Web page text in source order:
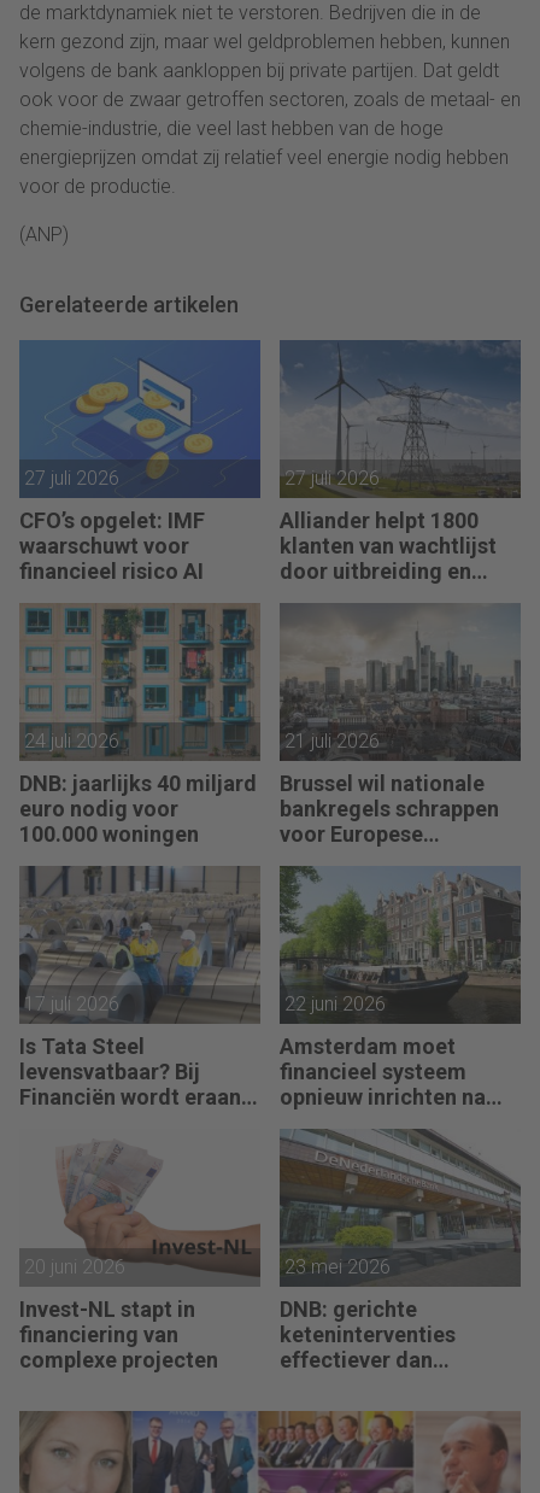
de marktdynamiek niet te verstoren. Bedrijven die in de
kern gezond zijn, maar wel geldproblemen hebben, kunnen
volgens de bank aankloppen bij private partijen. Dat geldt
ook voor de zwaar getroffen sectoren, zoals de metaal- en
chemie-industrie, die veel last hebben van de hoge
energieprijzen omdat zij relatief veel energie nodig hebben
voor de productie.
(ANP)
Gerelateerde artikelen
27 juli 2026
CFO’s opgelet: IMF
waarschuwt voor
financieel risico AI
27 juli 2026
Alliander helpt 1800
klanten van wachtlijst
door uitbreiding en
slimmer gebruik
24 juli 2026
DNB: jaarlijks 40 miljard
euro nodig voor
100.000 woningen
21 juli 2026
Brussel wil nationale
bankregels schrappen
voor Europese
bankenunie
17 juli 2026
Is Tata Steel
levensvatbaar? Bij
Financiën wordt eraan
22 juni 2026
Amsterdam moet
financieel systeem
opnieuw inrichten na
20 juni 2026
Invest-NL stapt in
financiering van
complexe projecten
23 mei 2026
DNB: gerichte
keteninterventies
effectiever dan
inflatieschokken